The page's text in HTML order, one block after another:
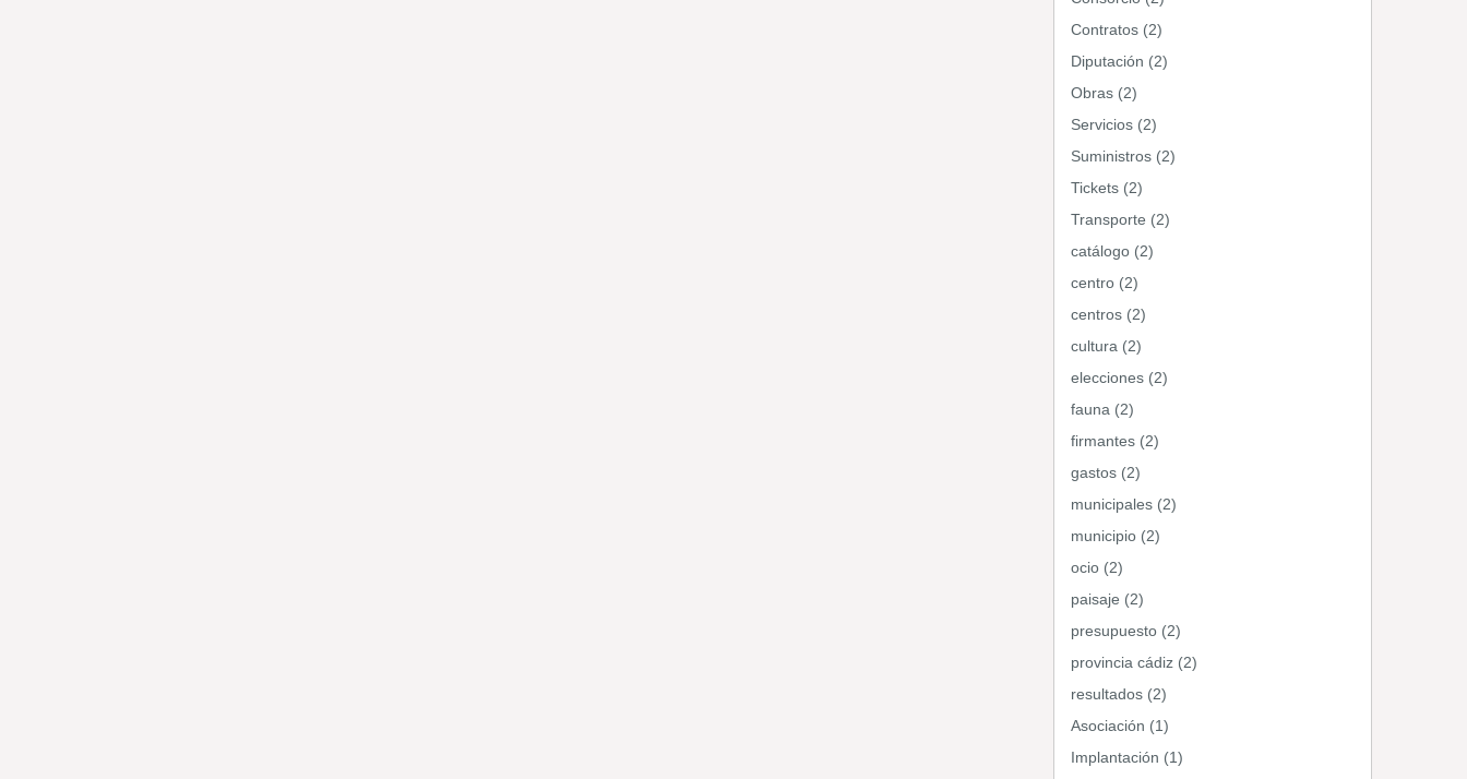
Contratos (2)
Diputación (2)
Obras (2)
Servicios (2)
Suministros (2)
Tickets (2)
Transporte (2)
catálogo (2)
centro (2)
centros (2)
cultura (2)
elecciones (2)
fauna (2)
firmantes (2)
gastos (2)
municipales (2)
municipio (2)
ocio (2)
paisaje (2)
presupuesto (2)
provincia cádiz (2)
resultados (2)
Asociación (1)
Implantación (1)